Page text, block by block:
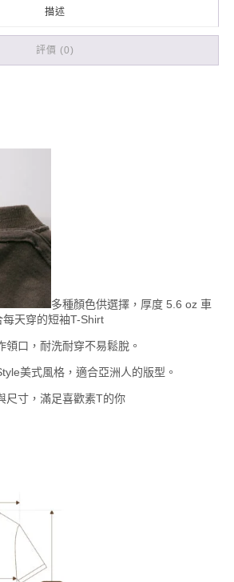
描述
評價 (0)
多種顏色供選擇，厚度 5.6 oz 車
天穿的短袖T-Shirt
領口，耐洗耐穿不易鬆脫。
美式風格，適合亞洲人的版型。
尺寸，滿足喜歡素T的你